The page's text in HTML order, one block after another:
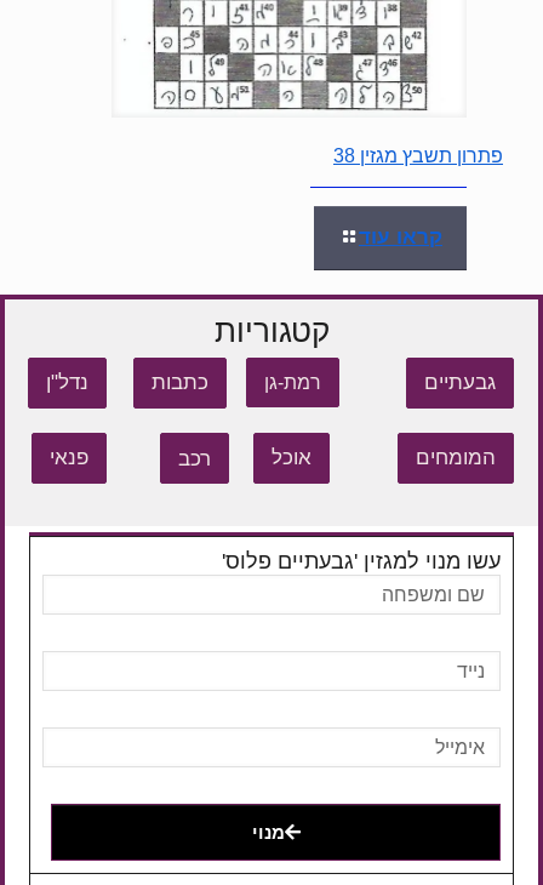
פתרון תשבץ מגזין 38
קראו עוד
קטגוריות
גבעתיים רמת-גן כתבות נדל"ן
המומחים אוכל רכב פנאי
עשו מנוי למגזין 'גבעתיים פלוס'
מנוי